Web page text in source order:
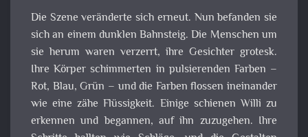
Die Szene veränderte sich erneut. Nun befanden sie
sich an einem dunklen Bahnsteig. Die Menschen um
sie herum waren verzerrt, ihre Gesichter grotesk.
Ihre Körper schimmerten in pulsierenden Farben –
Rot, Blau, Grün – und die Farben flossen ineinander
wie eine zähe Flüssigkeit. Einige schienen Willi zu
erkennen und begannen, auf ihn zuzugehen. Ihre